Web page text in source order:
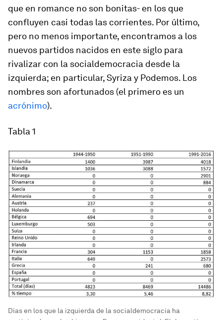
que en romance no son bonitas- en los que
confluyen casi todas las corrientes. Por último,
pero no menos importante, encontramos a los
nuevos partidos nacidos en este siglo para
rivalizar con la socialdemocracia desde la
izquierda; en particular, Syriza y Podemos. Los
nombres son afortunados (el primero es un
acrónimo).
Tabla 1
Días en los que la izquierda de la socialdemocracia ha